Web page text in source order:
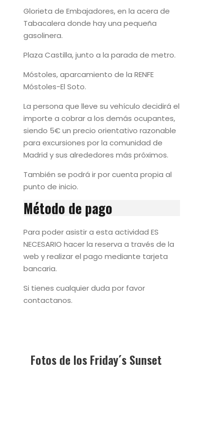
Glorieta de Embajadores, en la acera de
Tabacalera donde hay una pequeña
gasolinera.
Plaza Castilla, junto a la parada de metro.
Móstoles, aparcamiento de la RENFE
Móstoles-El Soto.
La persona que lleve su vehículo decidirá el
importe a cobrar a los demás ocupantes,
siendo 5€ un precio orientativo razonable
para excursiones por la comunidad de
Madrid y sus alrededores más próximos.
También se podrá ir por cuenta propia al
punto de inicio.
Método de pago
Para poder asistir a esta actividad ES
NECESARIO hacer la reserva a través de la
web y realizar el pago mediante tarjeta
bancaria.
Si tienes cualquier duda por favor
contactanos.
Fotos de los Friday´s Sunset